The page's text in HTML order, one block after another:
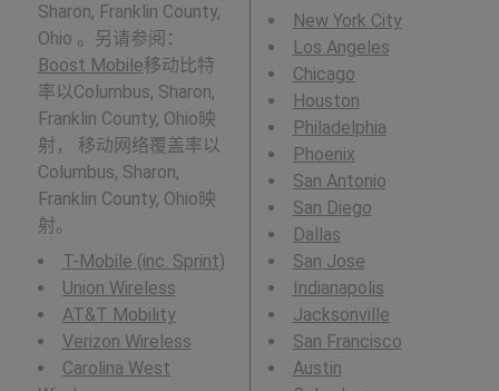
Sharon, Franklin County,
Ohio 。另请参阅：
Boost Mobile移动比特
率以Columbus, Sharon,
Franklin County, Ohio映
射， 移动网络覆盖率以
Columbus, Sharon,
Franklin County, Ohio映
射。
T-Mobile (inc. Sprint)
Union Wireless
AT&T Mobility
Verizon Wireless
Carolina West
New York City
Los Angeles
Chicago
Houston
Philadelphia
Phoenix
San Antonio
San Diego
Dallas
San Jose
Indianapolis
Jacksonville
San Francisco
Austin